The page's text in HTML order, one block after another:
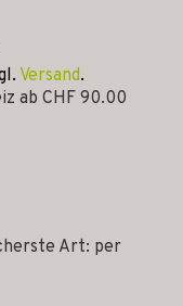
Versand.
ab CHF 90.00
Art: per